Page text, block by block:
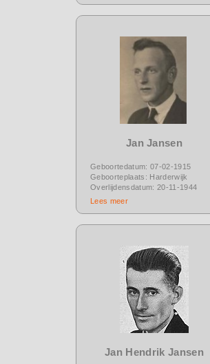
Jan Jansen
Geboortedatum: 07-02-1915
Geboorteplaats: Harderwijk
Overlijdensdatum: 20-11-1944
Lees meer
Jan Hendrik Jansen